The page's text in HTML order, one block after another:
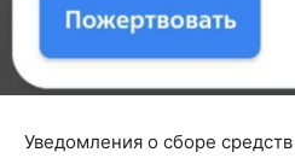
Уведомления о сборе